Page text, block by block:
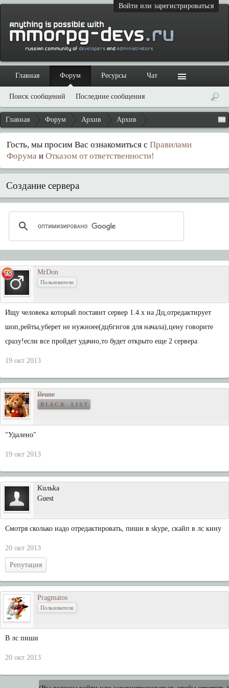
Войти или зарегистрироваться
Главная Форум Архив Архив
Гость, мы просим Вас ознакомиться с Правилами
Форума и Отказом от ответственности!
Создание сервера
MrDon
Пользователи
Ищу человека который поставит сервер 1.4.x на Дц,отредактирует
шоп,рейты,уберет не нужноее(дц6гигов для начала),цену говорите
сразу!если все пройдет удачно,то будет открыто еще 2 сервера
19 окт 2013
Brune
B L A C K L I S T
"Удалено"
19 окт 2013
Kuльka
Guest
Смотря сколько надо отредактировать, пиши в skype, скайп в лс кину
20 окт 2013
Репутация
Pragmatos
Пользователи
В лс пиши
20 окт 2013
Главная Форум
Поиск сообщений Последние сообщения
Ресурсы Чат